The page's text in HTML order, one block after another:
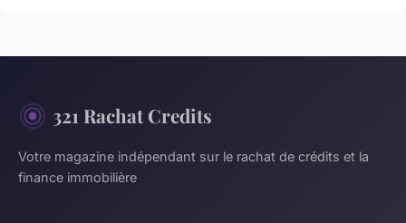
321 Rachat Credits
Votre magazine indépendant sur le rachat de crédits et la
finance immobilière